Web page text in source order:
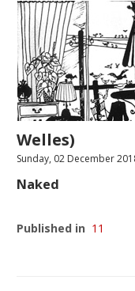
Welles)
Sunday, 02 December
Naked
Published in 11